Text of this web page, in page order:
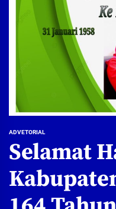
ADVETORIAL
Selamat